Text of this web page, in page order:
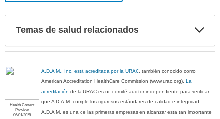
Temas de salud relacionados
Health Content
Provider
06/01/2028
A.D.A.M., Inc. está acreditada por la URAC, también conocido como
American Accreditation HealthCare Commission (www.urac.org). La
acreditación de la URAC es un comité auditor independiente para verificar
que A.D.A.M. cumple los rigurosos estándares de calidad e integridad.
A.D.A.M. es una de las primeras empresas en alcanzar esta tan importante